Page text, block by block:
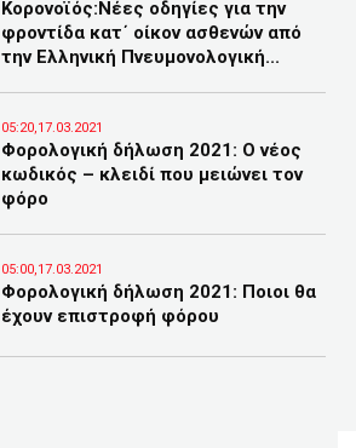
Κορονοϊός:Νέες οδηγίες για την
φροντίδα κατ΄ οίκον ασθενών από
την Ελληνική Πνευμονολογική...
05:20,17.03.2021
Φορολογική δήλωση 2021: Ο νέος
κωδικός – κλειδί που μειώνει τον
φόρο
05:00,17.03.2021
Φορολογική δήλωση 2021: Ποιοι θα
έχουν επιστροφή φόρου